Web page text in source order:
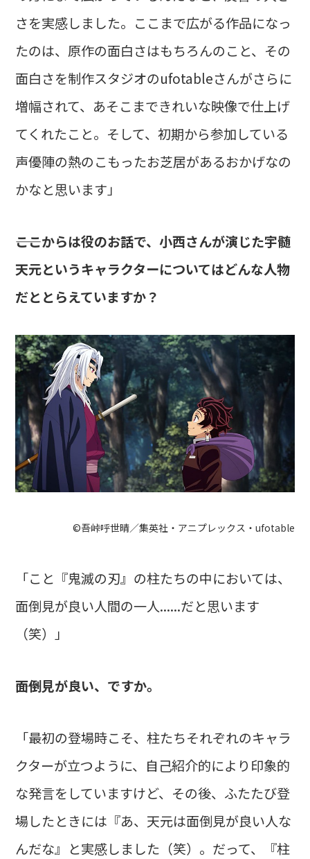
さを実感しました。ここまで広がる作品になっ
たのは、原作の面白さはもちろんのこと、その
面白さを制作スタジオのufotableさんがさらに
増幅されて、あそこまできれいな映像で仕上げ
てくれたこと。そして、初期から参加している
声優陣の熱のこもったお芝居があるおかげなの
かなと思います」
――ここからは役のお話で、小西さんが演じた宇髄
天元というキャラクターについてはどんな人物
だととらえていますか？
©吾峠呼世晴／集英社・アニプレックス・ufotable
「こと『鬼滅の刃』の柱たちの中においては、
面倒見が良い人間の一人......だと思います
（笑）」
――面倒見が良い、ですか。
「最初の登場時こそ、柱たちそれぞれのキャラ
クターが立つように、自己紹介的により印象的
な発言をしていますけど、その後、ふたたび登
場したときには『あ、天元は面倒見が良い人な
んだな』と実感しました（笑）。だって、『柱